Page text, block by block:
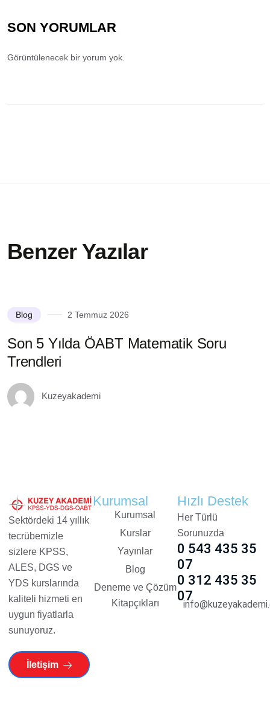
SON YORUMLAR
Görüntülenecek bir yorum yok.
Benzer Yazılar
Blog 2 Temmuz 2026
Son 5 Yılda ÖABT Matematik Soru
Trendleri
Kuzeyakademi
Sektördeki 14 yıllık
tecrübemizle
sizlere KPSS,
ALES, DGS ve
YDS kurslarında
kaliteli hizmeti en
uygun fiyatlarla
sunuyoruz.
İletişim
Kurumsal
Kurumsal
Kurslar
Yayınlar
Blog
Deneme ve Çözüm
Kitapçıkları
Hızlı Destek
Her Türlü
Sorunuzda
0 543 435 35
07
0 312 435 35
07